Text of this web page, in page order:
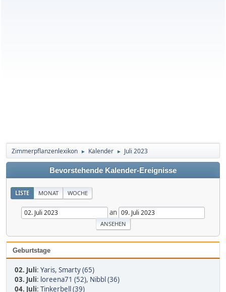
Zimmerpflanzenlexikon ► Kalender ► Juli 2023
Bevorstehende Kalender-Ereignisse
LISTE MONAT WOCHE
an
Geburtstage
02. Juli: Yaris, Smarty (65)
03. Juli: loreena71 (52), Nibbl (36)
04. Juli: Tinkerbell (39)